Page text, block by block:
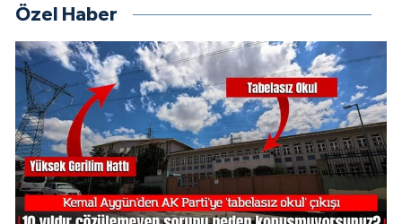
Özel Haber